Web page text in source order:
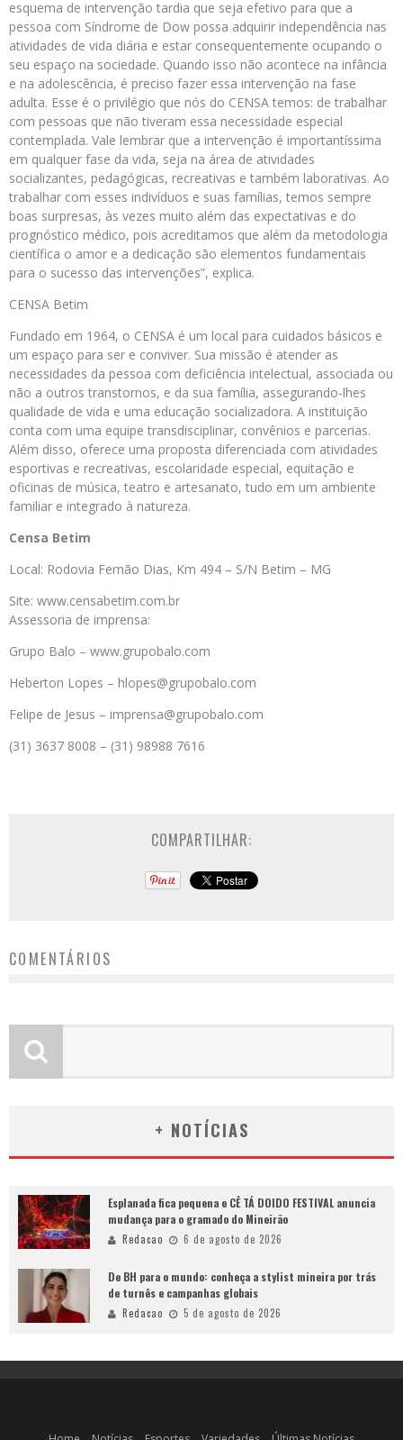
esquema de intervenção tardia que seja efetivo para que a
pessoa com Síndrome de Dow possa adquirir independência nas
atividades de vida diária e estar consequentemente ocupando o
seu espaço na sociedade. Quando isso não acontece na infância
e na adolescência, é preciso fazer essa intervenção na fase
adulta. Esse é o privilégio que nós do CENSA temos: de trabalhar
com pessoas que não tiveram essa necessidade especial
contemplada. Vale lembrar que a intervenção é importantíssima
em qualquer fase da vida, seja na área de atividades
socializantes, pedagógicas, recreativas e também laborativas. Ao
trabalhar com esses indivíduos e suas famílias, temos sempre
boas surpresas, às vezes muito além das expectativas e do
prognóstico médico, pois acreditamos que além da metodologia
científica o amor e a dedicação são elementos fundamentais
para o sucesso das intervenções”, explica.
CENSA Betim
Fundado em 1964, o CENSA é um local para cuidados básicos e
um espaço para ser e conviver. Sua missão é atender as
necessidades da pessoa com deficiência intelectual, associada ou
não a outros transtornos, e da sua família, assegurando-lhes
qualidade de vida e uma educação socializadora. A instituição
conta com uma equipe transdisciplinar, convênios e parcerias.
Além disso, oferece uma proposta diferenciada com atividades
esportivas e recreativas, escolaridade especial, equitação e
oficinas de música, teatro e artesanato, tudo em um ambiente
familiar e integrado à natureza.
Censa Betim
Local: Rodovia Fernão Dias, Km 494 – S/N Betim – MG
Site: www.censabetim.com.br
Assessoria de imprensa:
Grupo Balo – www.grupobalo.com
Heberton Lopes – hlopes@grupobalo.com
Felipe de Jesus – imprensa@grupobalo.com
(31) 3637 8008 – (31) 98988 7616
COMPARTILHAR:
COMENTÁRIOS
+ NOTÍCIAS
Esplanada fica pequena e CÊ TÁ DOIDO FESTIVAL anuncia
mudança para o gramado do Mineirão
Redacao 6 de agosto de 2026
De BH para o mundo: conheça a stylist mineira por trás
de turnês e campanhas globais
Redacao 5 de agosto de 2026